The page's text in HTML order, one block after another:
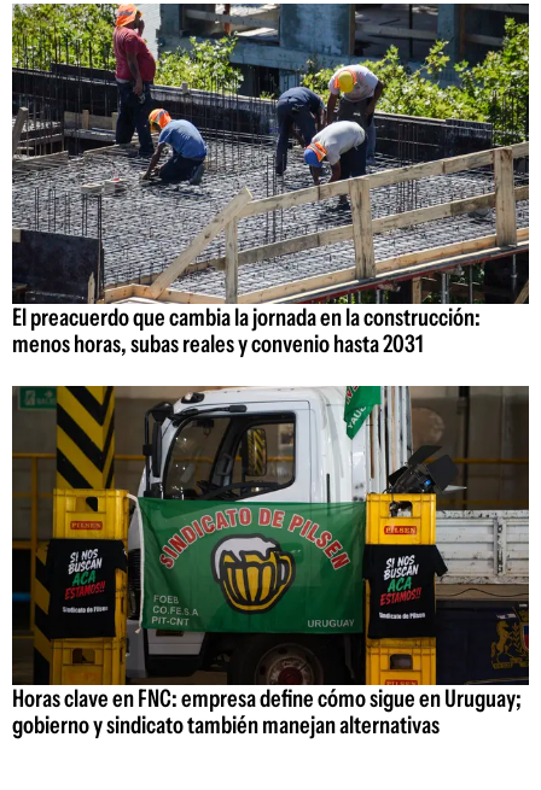
El preacuerdo que cambia la jornada en la construcción:
menos horas, subas reales y convenio hasta 2031
Horas clave en FNC: empresa define cómo sigue en Uruguay;
gobierno y sindicato también manejan alternativas